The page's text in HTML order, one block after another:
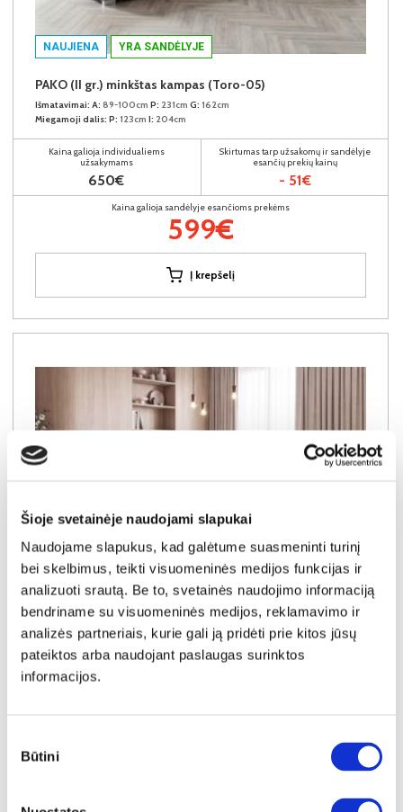
Šioje svetainėje naudojami slapukai
Naudojame slapukus, kad galėtume suasmeninti turinį
bei skelbimus, teikti visuomeninės medijos funkcijas ir
analizuoti srautą. Be to, svetainės naudojimo informaciją
bendriname su visuomeninės medijos, reklamavimo ir
analizės partneriais, kurie gali ją pridėti prie kitos jūsų
pateiktos arba naudojant paslaugas surinktos
informacijos.
pasirinkimas
Būtini
NAUJIENA YRA SANDĖLYJE
PAKO (II gr.) minkštas kampas (Toro-05)
Išmatavimai: A: 89-100cm P: 231cm G: 162cm
Miegamoji dalis: P: 123cm I: 204cm
Kaina galioja individualiems
užsakymams
650€
Skirtumas tarp užsakomų ir sandėlyje
esančių prekių kainų
- 51€
Kaina galioja sandėlyje esančioms prekėms
599€
Į krepšelį
NAUJIENA YRA SANDĖLYJE
DORIAN (III gr.) minkštas kampas (Bubble-04) D
Išmatavimai:A: 90-100cmP:263cmG:170-235cm
Miegamoji dalis: